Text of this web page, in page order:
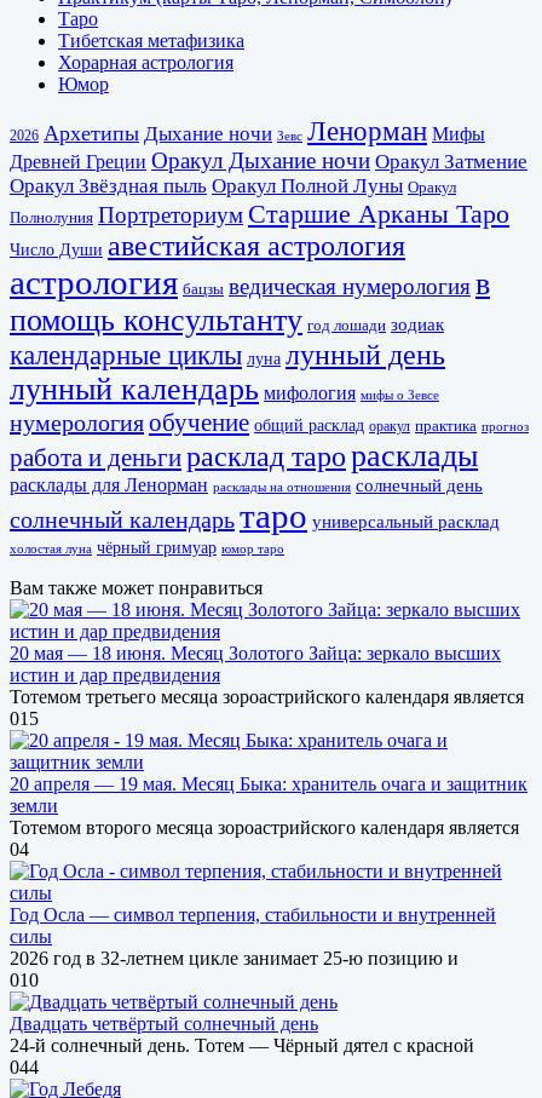
Таро
Тибетская метафизика
Хорарная астрология
Юмор
2026 Архетипы Дыхание ночи Зевс Ленорман Мифы
Древней Греции Оракул Дыхание ночи Оракул Затмение
Оракул Звёздная пыль Оракул Полной Луны Оракул
Полнолуния Портреториум Старшие Арканы Таро
Число Души авестийская астрология
астрология бацзы ведическая нумерологияв
помощь консультанту год лошади зодиак
календарные циклы луна лунный день
лунный календарь мифология мифы о Зевсе
нумерологияобучение общий расклад оракул практика прогноз
работа и деньгирасклад тарорасклады
расклады для Ленорман расклады на отношения солнечный день
солнечный календарьтаро универсальный расклад
холостая луна чёрный гримуар юмор таро
Вам также может понравиться
20 мая — 18 июня. Месяц Золотого Зайца: зеркало высших
истин и дар предвидения
Тотемом третьего месяца зороастрийского календаря является
015
20 апреля — 19 мая. Месяц Быка: хранитель очага и защитник
земли
Тотемом второго месяца зороастрийского календаря является
04
Год Осла — символ терпения, стабильности и внутренней
силы
2026 год в 32-летнем цикле занимает 25-ю позицию и
010
Двадцать четвёртый солнечный день
24-й солнечный день. Тотем — Чёрный дятел с красной
044